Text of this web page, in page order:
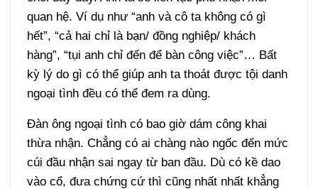
quan hệ. Ví dụ như “anh và cô ta không có gì
hết”, “cả hai chỉ là bạn/ đồng nghiệp/ khách
hàng”, “tụi anh chỉ đến để bàn công việc”… Bất
kỳ lý do gì có thể giúp anh ta thoát được tội danh
ngoại tình đều có thể đem ra dùng.
Đàn ông ngoại tình có bao giờ dám công khai
thừa nhận. Chẳng có ai chàng nào ngốc đến mức
cúi đầu nhận sai ngay từ ban đầu. Dù có kề dao
vào cổ, đưa chứng cứ thì cũng nhất nhất khẳng